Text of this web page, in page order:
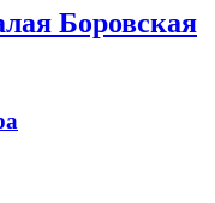
Боровская